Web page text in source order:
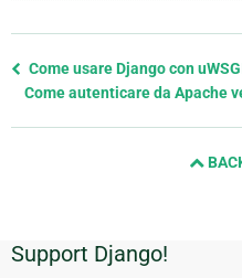
Previous
page
Come usare Django con
Come autenticare da Apache
Informazioni
Support Django!